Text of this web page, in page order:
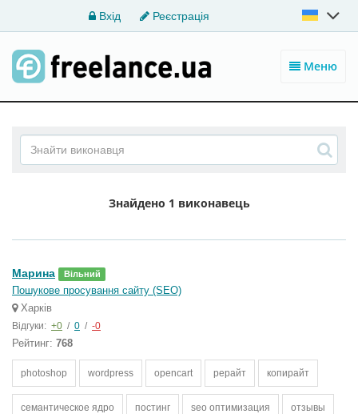
Вхід Реєстрація
Меню
Знайдено 1 виконавець
Марина Вільний
Пошукове просування сайту (SEO)
Харків
Відгуки: +0 / 0 / -0
Рейтинг: 768
photoshop wordpress opencart рерайт копирайт
семантическое ядро постинг seo оптимизация отзывы